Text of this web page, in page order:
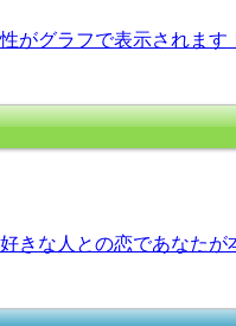
がグラフで表示されます
きな人との恋であなたが